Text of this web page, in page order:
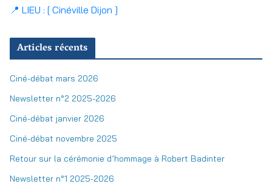
📍 LIEU : [ Cinéville Dijon ]
Articles récents
Ciné-débat mars 2026
Newsletter n°2 2025-2026
Ciné-débat janvier 2026
Ciné-débat novembre 2025
Retour sur la cérémonie d’hommage à Robert Badinter
Newsletter n°1 2025-2026